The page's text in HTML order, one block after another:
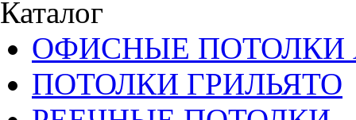
Каталог
ОФИСНЫЕ ПОТОЛКИ
ПОТОЛКИ ГРИЛЬЯТО